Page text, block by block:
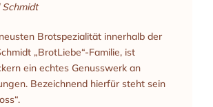
Schmidt
Brotspezialität innerhalb der
„BrotLiebe“-Familie, ist
ein echtes Genusswerk an
Bezeichnend hierfür steht sein
“.